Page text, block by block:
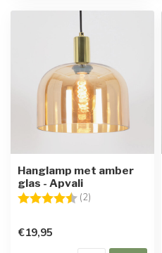
Hanglamp met amber
glas - Apvali
Beoordeling: (2)
€19,95